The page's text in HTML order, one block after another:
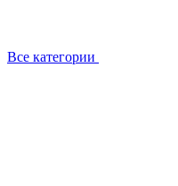
Все категории